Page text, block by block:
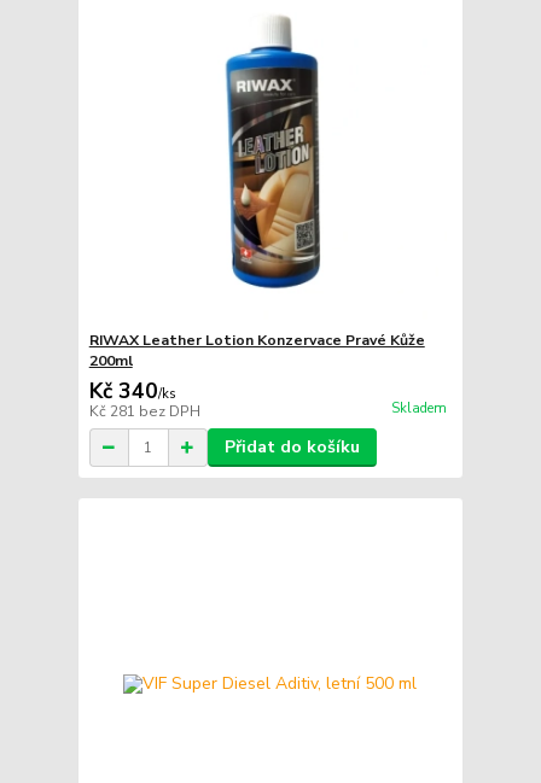
RIWAX Leather Lotion Konzervace Pravé Kůže
200ml
Kč 340/ks
Kč 281 bez DPH Skladem
Přidat do košíku